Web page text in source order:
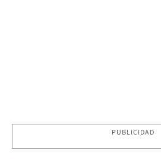
PUBLICIDAD